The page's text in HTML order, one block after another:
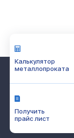
Калькулятор
металлопроката
Получить
прайс лист